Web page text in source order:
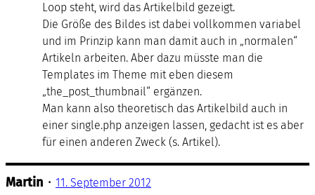
Loop steht, wird das Artikelbild gezeigt.
Die Größe des Bildes ist dabei vollkommen variabel
und im Prinzip kann man damit auch in „normalen“
Artikeln arbeiten. Aber dazu müsste man die
Templates im Theme mit eben diesem
„the_post_thumbnail“ ergänzen.
Man kann also theoretisch das Artikelbild auch in
einer single.php anzeigen lassen, gedacht ist es aber
für einen anderen Zweck (s. Artikel).
Martin • 11. September 2012